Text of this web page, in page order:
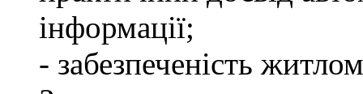
інформації;
- забезпеченість